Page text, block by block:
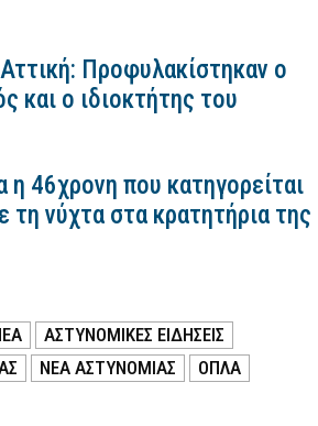
Προφυλακίστηκαν ο
και ο ιδιοκτήτης του
46χρονη που κατηγορείται
τη νύχτα στα κρατητήρια της
ΑΣΤΥΝΟΜΙΚΕΣ ΕΙΔΗΣΕΙΣ
ΝΕΑ ΑΣΤΥΝΟΜΙΑΣ ΟΠΛΑ